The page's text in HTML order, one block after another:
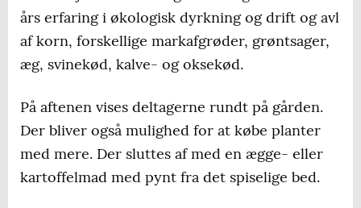
års erfaring i økologisk dyrkning og drift og avl
af korn, forskellige markafgrøder, grøntsager,
æg, svinekød, kalve- og oksekød.
På aftenen vises deltagerne rundt på gården.
Der bliver også mulighed for at købe planter
med mere. Der sluttes af med en ægge- eller
kartoffelmad med pynt fra det spiselige bed.